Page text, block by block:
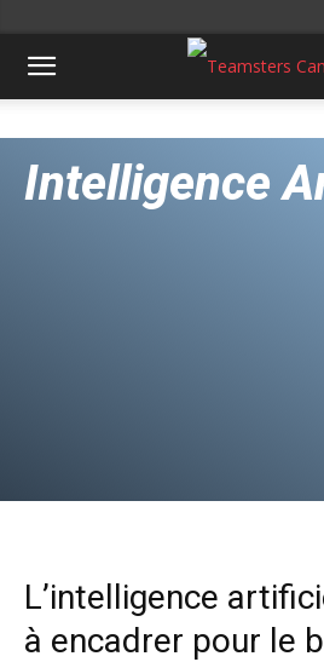
Intelligence
L’intelligence
à encadrer pour le